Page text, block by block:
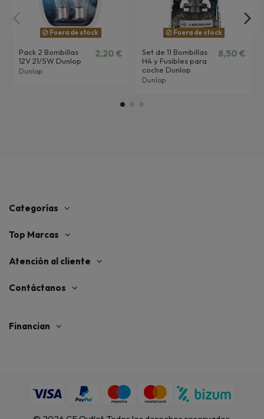
Fuera de stock
Pack 2 Bombillas
12V 21/5W Dunlop
Dunlop
2,20 €
Fuera de stock
Set de 11 Bombillas
H4 y Fusibles para
coche Dunlop
Dunlop
8,50 €
Categorías
Top Marcas
Atención al cliente
Contáctanos
Financian